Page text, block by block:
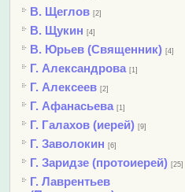
В. Щеглов [2]
В. Щукин [4]
В. Юрьев (Священник) [4]
Г. Александрова [1]
Г. Алексеев [2]
Г. Афанасьева [1]
Г. Галахов (иерей) [9]
Г. Заволокин [6]
Г. Заридзе (протоиерей) [25]
Г. Лаврентьев